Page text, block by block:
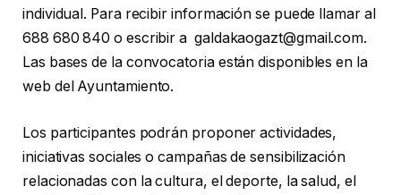
individual. Para recibir información se puede llamar al
688 680 840 o escribir a galdakaogazt@gmail.com.
Las bases de la convocatoria están disponibles en la
web del Ayuntamiento.
Los participantes podrán proponer actividades,
iniciativas sociales o campañas de sensibilización
relacionadas con la cultura, el deporte, la salud, el